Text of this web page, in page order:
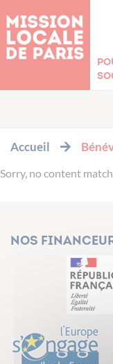
Accueil
Sorry, no content
Nos